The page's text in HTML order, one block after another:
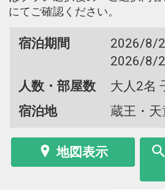
にてご確認ください。
宿泊期間
2026/8/
2026/8/
人数・部屋数
大人2名
宿泊地
蔵王・天
地図表示